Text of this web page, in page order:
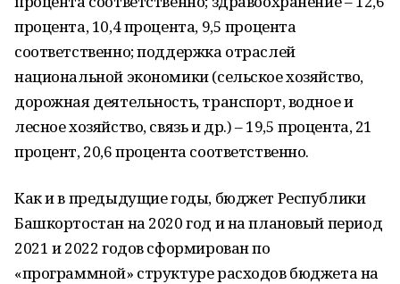
процента, 10,4 процента, 9,5 процента
соответственно;поддержка отраслей
национальной экономики (сельское хозяйство,
дорожная деятельность, транспорт, водное и
лесное хозяйство, связь и др.) – 19,5 процента, 21
процент, 20,6 процента соответственно.
Как и в предыдущие годы, бюджет Республики
Башкортостан на 2020 год и на плановый период
2021 и 2022 годов сформирован по
«программной» структуре расходов бюджета на